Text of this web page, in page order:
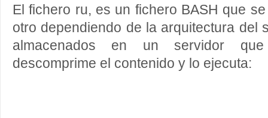
El fichero ru, es un fichero BASH que
otro dependiendo de la arquitectura del
almacenados en un servidor
descomprime el contenido y lo ejecuta: